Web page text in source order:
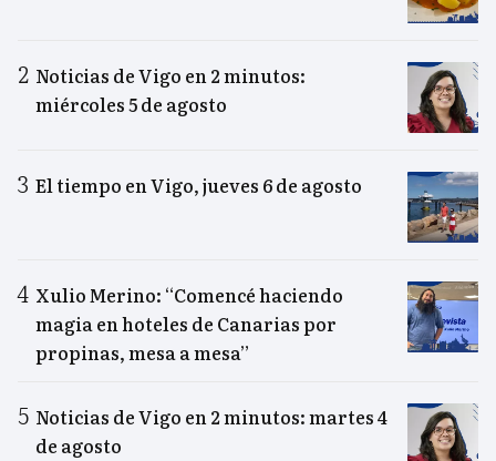
Noticias de Vigo en 2 minutos:
miércoles 5 de agosto
El tiempo en Vigo, jueves 6 de agosto
Xulio Merino: “Comencé haciendo
magia en hoteles de Canarias por
propinas, mesa a mesa”
Noticias de Vigo en 2 minutos: martes 4
de agosto